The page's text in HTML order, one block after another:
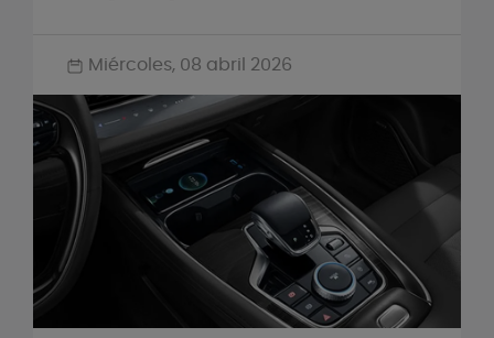
Miércoles, 08 abril 2026